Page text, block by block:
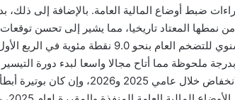
ضبط أوضاع المالية العامة. بالإضافة إلى ذلك،
نمطها المعتاد تاريخيا، مما يشير إلى تحسن
بدرجة ملحوظة مما أتاح مجالا واسعا لبدء دورة
من المتوقع أن يستمر التضخم في الانخفاض خلال